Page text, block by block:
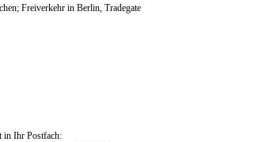
Freiverkehr in Berlin, Tradegate
in Ihr Postfach: